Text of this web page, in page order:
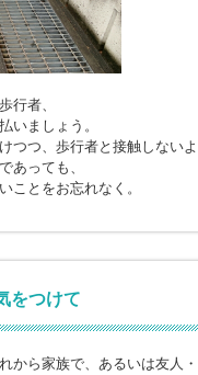
行者、
いましょう。
つつ、歩行者と接触しない
あっても、
ことをお忘れなく。
をつけて
から家族で、あるいは友人